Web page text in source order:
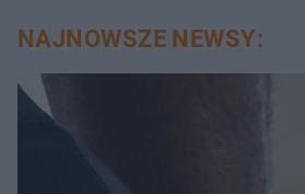
NAJNOWSZE NEWSY: